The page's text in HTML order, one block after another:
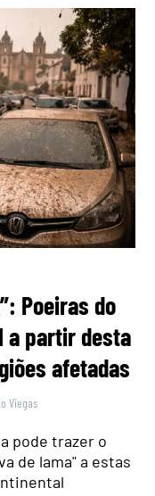
Poeiras do
a partir desta
afetadas
Viegas
pode trazer o
de lama" a estas